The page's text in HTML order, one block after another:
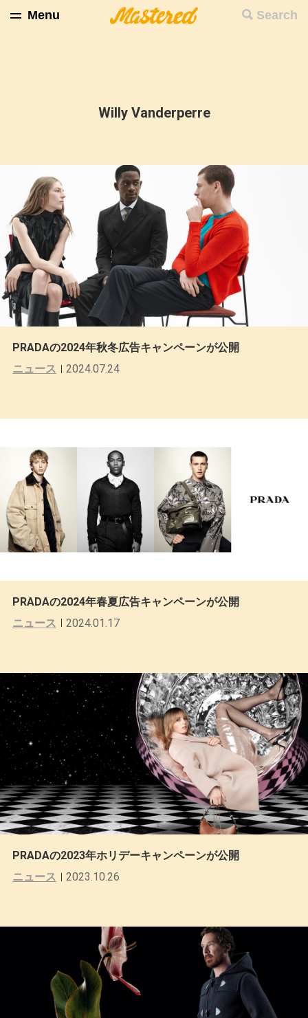
Search
Menu
Willy Vanderperre
PRADAの2024年秋冬広告キャンペーンが公開
ニュース
2024.07.24
PRADAの2024年春夏広告キャンペーンが公開
ニュース
2024.01.17
PRADAの2023年ホリデーキャンペーンが公開
ニュース
2023.10.26